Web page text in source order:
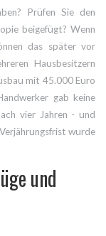
Prüfen Sie den
beigefügt? Wenn
das später vor
Hausbesitzern
mit 45.000 Euro
gab keine
vier Jahren - und
wurde
und